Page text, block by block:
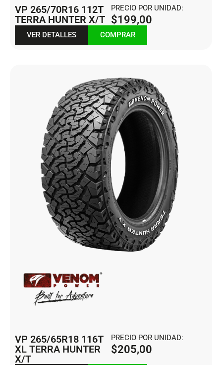
VP 265/70R16 112T
TERRA HUNTER X/T
PRECIO POR UNIDAD:
$199,00
VER DETALLES COMPRAR
VP 265/65R18 116T
XL TERRA HUNTER
X/T
PRECIO POR UNIDAD:
$205,00